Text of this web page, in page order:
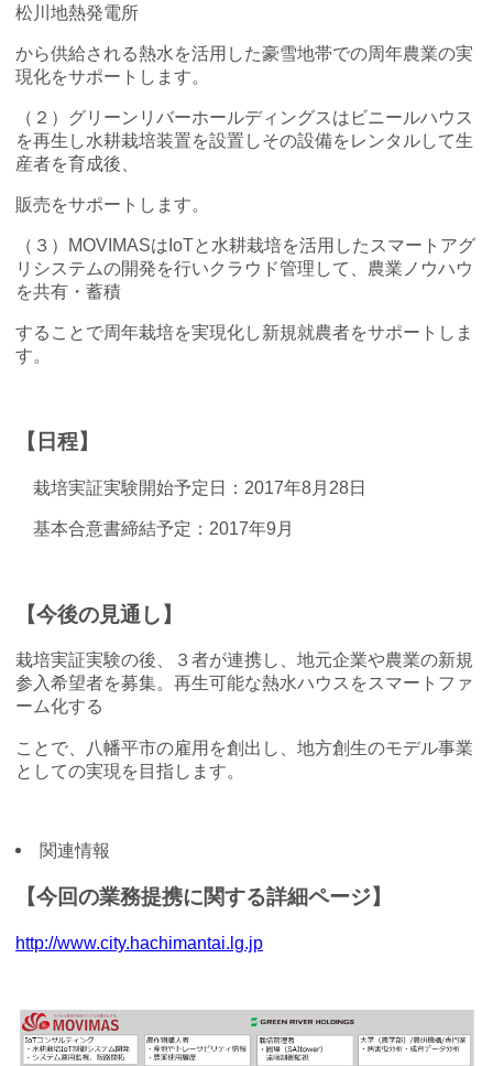
松川地熱発電所
から供給される熱水を活用した豪雪地帯での周年農業の実
現化をサポートします。
（２）グリーンリバーホールディングスはビニールハウス
を再生し水耕栽培装置を設置しその設備をレンタルして生
産者を育成後、
販売をサポートします。
（３）MOVIMASはIoTと水耕栽培を活用したスマートアグ
リシステムの開発を行いクラウド管理して、農業ノウハウ
を共有・蓄積
することで周年栽培を実現化し新規就農者をサポートしま
す。
【日程】
栽培実証実験開始予定日：2017年8月28日
基本合意書締結予定：2017年9月
【今後の見通し】
栽培実証実験の後、３者が連携し、地元企業や農業の新規
参入希望者を募集。再生可能な熱水ハウスをスマートファ
ーム化する
ことで、八幡平市の雇用を創出し、地方創生のモデル事業
としての実現を目指します。
関連情報
【今回の業務提携に関する詳細ページ】
http://www.city.hachimantai.lg.jp